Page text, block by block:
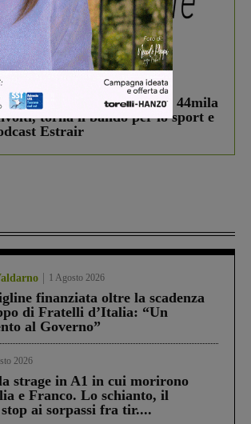
2026
agosto: Smart Cities, oltre 44mila
torna il bando per lo sport e
Estrair
1 Agosto 2026
finanziata oltre la scadenza
di Fratelli d’Italia: “Un
al Governo”
2026
strage in A1 in cui morirono
e Franco. Lo schianto, il
ai sorpassi fra tir....